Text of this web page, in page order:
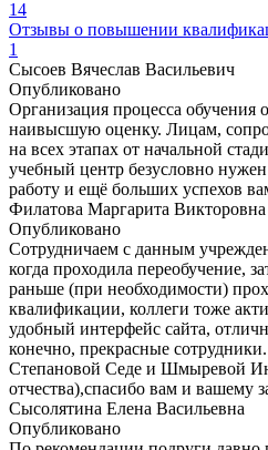
14
Отзывы о повышении
1
Сысоев Вячеслав Васильевич
Опубликовано
Организация процесса обучения
наивысшую оценку. Лицам,
на всех этапах от начальной
учебный центр безусловно
работу и ещё больших успехов
Филатова Маргарита Викторовна
Опубликовано
Сотрудничаем с данным
когда проходила переобучение,
раньше (при необходимости)
квалификации, коллеги тоже
удобный интерфейс сайта,
конечно, прекрасные
Степановой Седе и Шмыревой
отчества),спасибо вам и вашему
Сысолятина Елена Васильевна
Опубликовано